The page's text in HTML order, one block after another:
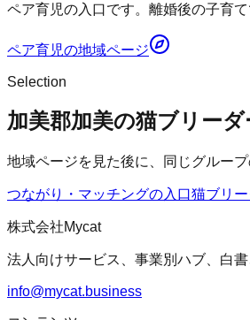
ペア育児の入口です。離婚後の子育
ペア育児の地域ページ
Selection
加美郡加美の猫ブリー
地域ページを見た後に、同じグルー
つながり・マッチングの入口猫ブリ
株式会社Mycat
法人向けサービス、事業別ハブ、白
info@mycat.business